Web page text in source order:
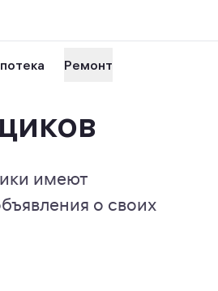
Ремонт
имеют
о своих